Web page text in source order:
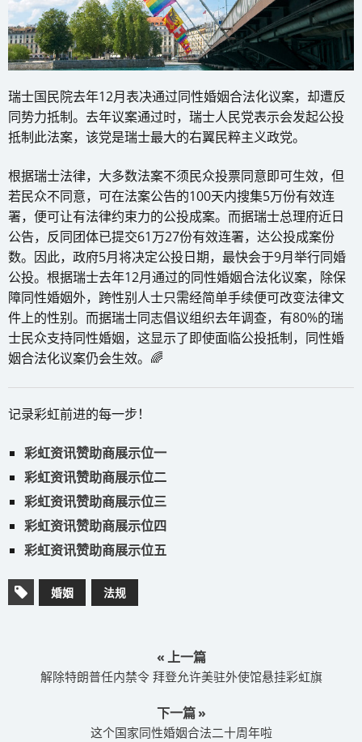
瑞士国民院去年12月表决通过同性婚姻合法化议案，却遭反
同势力抵制。去年议案通过时，瑞士人民党表示会发起公投
抵制此法案，该党是瑞士最大的右翼民粹主义政党。
根据瑞士法律，大多数法案不须民众投票同意即可生效，但
若民众不同意，可在法案公告的100天内搜集5万份有效连
署，便可让有法律约束力的公投成案。而据瑞士总理府近日
公告，反同团体已提交61万27份有效连署，达公投成案份
数。因此，政府5月将决定公投日期，最快会于9月举行同婚
公投。根据瑞士去年12月通过的同性婚姻合法化议案，除保
障同性婚姻外，跨性别人士只需经简单手续便可改变法律文
件上的性别。而据瑞士同志倡议组织去年调查，有80%的瑞
士民众支持同性婚姻，这显示了即使面临公投抵制，同性婚
姻合法化议案仍会生效。🌈
记录彩虹前进的每一步！
彩虹资讯赞助商展示位一
彩虹资讯赞助商展示位二
彩虹资讯赞助商展示位三
彩虹资讯赞助商展示位四
彩虹资讯赞助商展示位五
婚姻 法规
« 上一篇
解除特朗普任内禁令 拜登允许美驻外使馆悬挂彩虹旗
下一篇 »
这个国家同性婚姻合法二十周年啦